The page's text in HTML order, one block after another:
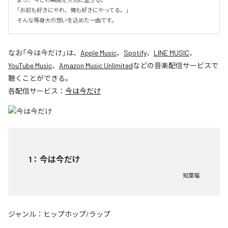
「お前も好きにやれ、俺も好きにやってる。」
そんな等身大の想いを込めた一曲です。
なお「今は今だけ」は、 Apple Music、 Spotify、 LINE MUSIC、
YouTube Music、 Amazon Music Unlimitedなどの音楽配信サービスで
聴くことができる。
各配信サービス： 今は今だけ
1 ： 今は今だけ
知葉瑠
ジャンル： ヒップホップ/ラップ